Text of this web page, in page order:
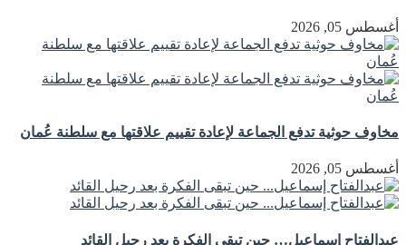
أغسطس 05, 2026
مخاوف حوثية تدفع الجماعة لإعادة تقييم علاقتها مع سلطنة عُمان
أغسطس 05, 2026
عبدالفتاح إسماعيل… حين تبقى الفكرة بعد رحيل القائد